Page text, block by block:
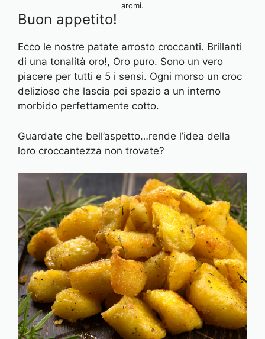
aromi.
Buon appetito!
Ecco le nostre patate arrosto croccanti. Brillanti
di una tonalità oro!, Oro puro. Sono un vero
piacere per tutti e 5 i sensi. Ogni morso un croc
delizioso che lascia poi spazio a un interno
morbido perfettamente cotto.
Guardate che bell’aspetto…rende l’idea della
loro croccantezza non trovate?